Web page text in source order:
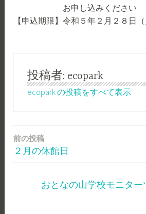
お申し込みください
【申込期限】令和５年２月２８日（
投稿者: ecopark
ecopark の投稿をすべて表示
投
前の投稿
２月の休館日
おとなの山学校モニタ